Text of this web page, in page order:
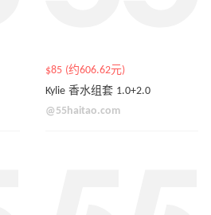
$85 (约606.62元)
Kylie 香水组套 1.0+2.0
@55haitao.com